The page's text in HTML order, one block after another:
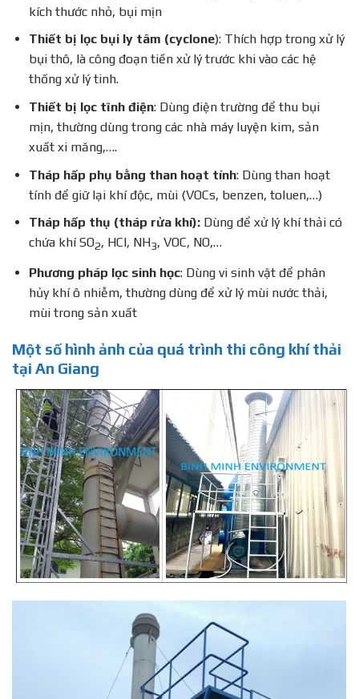
kích thước nhỏ, bụi mịn
Thiết bị lọc bụi ly tâm (cyclone): Thích hợp trong xử lý
bụi thô, là công đoạn tiền xử lý trước khi vào các hệ
thống xử lý tinh.
Thiết bị lọc tĩnh điện: Dùng điện trường để thu bụi
mịn, thường dùng trong các nhà máy luyện kim, sản
xuất xi măng,….
Tháp hấp phụ bằng than hoạt tính: Dùng than hoạt
tính để giữ lại khí độc, mùi (VOCs, benzen, toluen,…)
Tháp hấp thụ (tháp rửa khí):Dùng để xử lý khí thải có
chứa khí SO2, HCl, NH3, VOC, NO,…
Phương pháp lọc sinh học: Dùng vi sinh vật để phân
hủy khí ô nhiễm, thường dùng để xử lý mùi nước thải,
mùi trong sản xuất
Một số hình ảnh của quá trình thi công khí thải
tại An Giang